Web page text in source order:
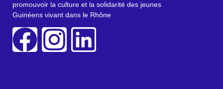
promouvoir la culture et la solidarité des jeunes
Guinéens vivant dans le Rhône